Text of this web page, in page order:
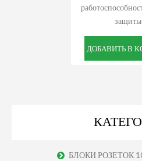
защиты
ДОБАВИТЬ В
БЛОКИ РОЗЕТОК